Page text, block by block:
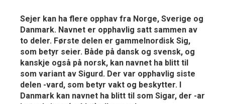
Sejer kan ha flere opphav fra Norge, Sverige og
Danmark. Navnet er opphavlig satt sammen av
to deler. Første delen er gammelnordisk Sig,
som betyr seier. Både på dansk og svensk, og
kanskje også på norsk, kan navnet ha blitt til
som variant av Sigurd. Der var opphavlig siste
delen -vard, som betyr vakt og beskytter. I
Danmark kan navnet ha blitt til som Sigar, der -ar